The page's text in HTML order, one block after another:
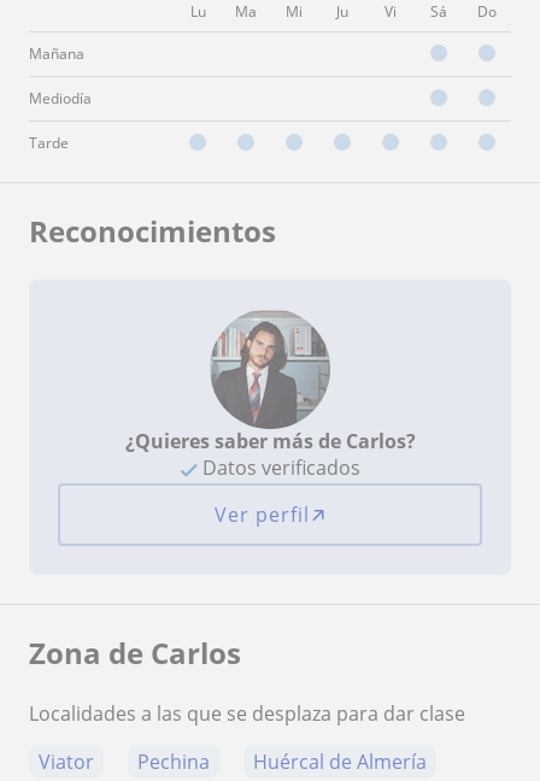
Lu Ma Mi Ju Vi Sá Do
Mañana
Mediodía
Tarde
Reconocimientos
¿Quieres saber más de Carlos?
Datos verificados
Ver perfil
Zona de Carlos
Localidades a las que se desplaza para dar clase
Viator
Pechina Huércal de Almería